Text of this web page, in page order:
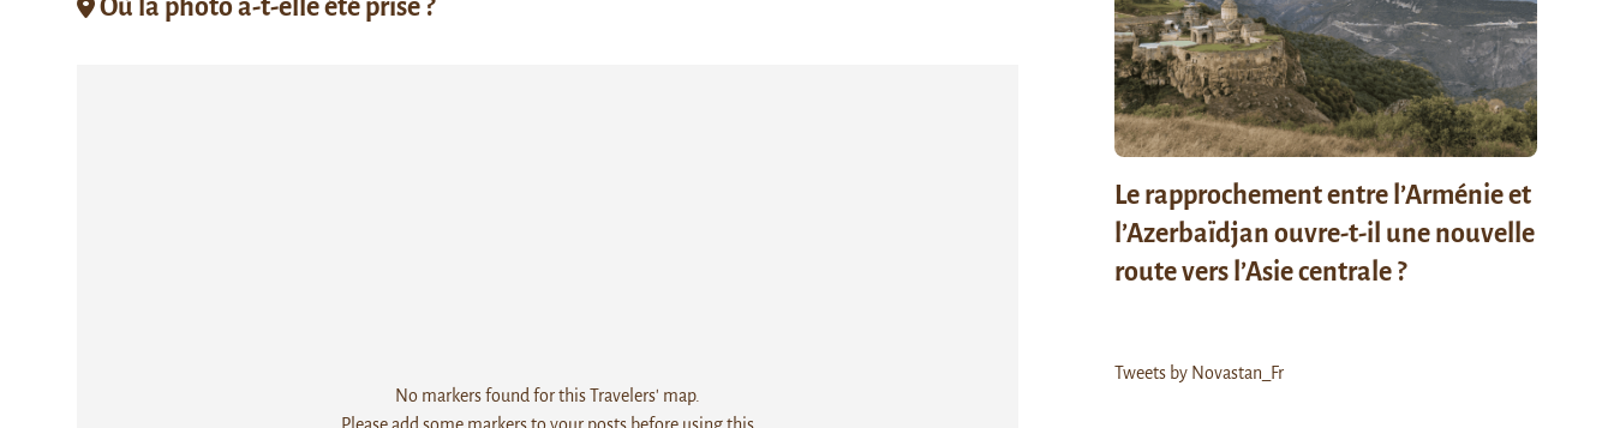
Où la photo a-t-elle été prise ?
No markers found for this Travelers' map.
Please add some markers to your posts before using this
Le rapprochement entre l’Arménie et
l’Azerbaïdjan ouvre-t-il une nouvelle
route vers l’Asie centrale ?
Tweets by Novastan_Fr